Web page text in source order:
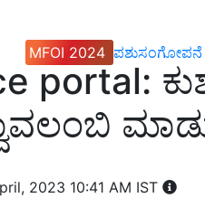
MFOI 2024 ಪಶುಸಂಗೋಪನೆ
portal:
2023 10:41 AM IST